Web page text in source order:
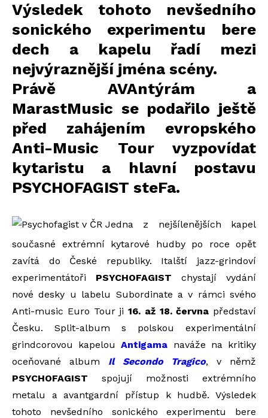
Výsledek tohoto nevšedního
sonického experimentu bere
dech a kapelu řadí mezi
nejvýraznější jména scény.
Právě AVAntýrám a
MarastMusic se podařilo ještě
před zahájením evropského
Anti-Music Tour vyzpovídat
kytaristu a hlavní postavu
PSYCHOFAGIST steFa.
Jedna z nejšílenějších kapel
současné extrémní kytarové hudby po roce opět
zavítá do České republiky. Italští jazz-grindoví
experimentátoři PSYCHOFAGIST chystají vydání
nové desky u labelu Subordinate a v rámci svého
Anti-music Euro Tour ji 16. až 18. června představí
Česku. Split-album s polskou experimentální
grindcorovou kapelouAntigama naváže na kritiky
oceňované album Il Secondo Tragico, v němž
PSYCHOFAGIST spojují možnosti extrémního
metalu a avantgardní přístup k hudbě. Výsledek
tohoto nevšedního sonického experimentu bere